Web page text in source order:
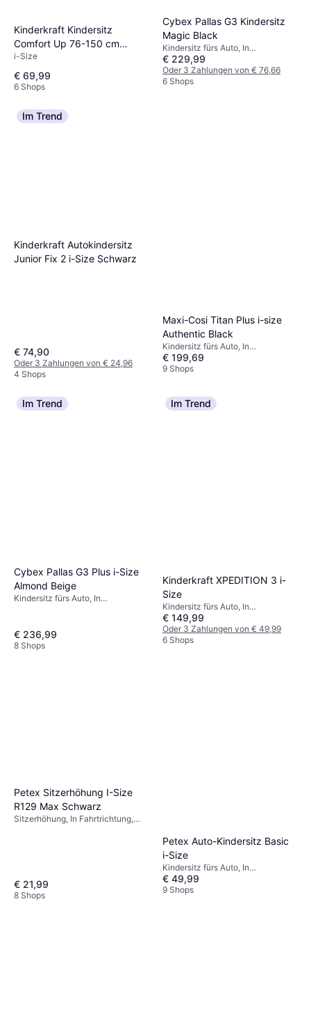
Kinderkraft Kindersitz
Comfort Up 76-150 cm
Schwarz
i-Size
€ 69,99
6 Shops
Cybex Pallas G3 Kindersitz
Magic Black
Kindersitz fürs Auto, In
Fahrtrichtung, i-Size
€ 229,99
Oder 3 Zahlungen von € 76,66
6 Shops
Im Trend
Kinderkraft Autokindersitz
Junior Fix 2 i-Size Schwarz
€ 74,90
Oder 3 Zahlungen von € 24,96
4 Shops
Maxi-Cosi Titan Plus i-size
Authentic Black
Kindersitz fürs Auto, In
Fahrtrichtung, UN R129, i-Size,
Seitlicher Aufprallschutz (ASIP),
€ 199,69
9 Shops
Im Trend
Cybex Pallas G3 Plus i-Size
Almond Beige
Kindersitz fürs Auto, In
€ 236,99
8 Shops
Im Trend
Kinderkraft XPEDITION 3 i-
Size
Kindersitz fürs Auto, In
Fahrtrichtung, Gegen die
Fahrtrichtung, i-Size, UN R129,
Waschbarer Bezug,
€ 149,99
Oder 3 Zahlungen von € 49,99
6 Shops
Petex Sitzerhöhung I-Size
R129 Max Schwarz
Sitzerhöhung, In Fahrtrichtung,
€ 21,99
8 Shops
Petex Auto-Kindersitz Basic
i-Size
Kindersitz fürs Auto, In
Fahrtrichtung, i-Size, Waschbarer
Bezug, Seitlicher Aufprallschutz
€ 49,99
9 Shops